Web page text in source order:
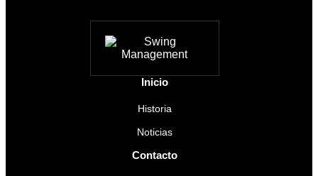
Inicio
Historia
Noticias
Contacto